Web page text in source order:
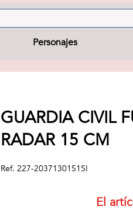
Personajes
GUARDIA CIVIL
RADAR 15 CM
Ref. 227-2037130151SI
El